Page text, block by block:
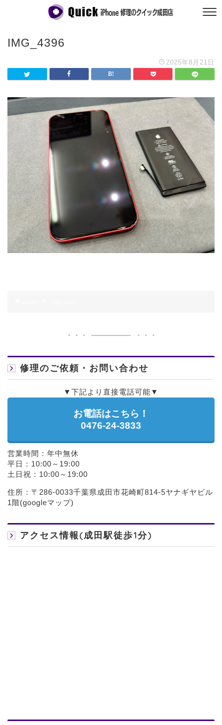
IMG_4396
2025年8月21日
修理のご依頼・お問い合わせ
▼下記より直接電話可能▼
お電話はこちら！
0476-24-3833
営業時間：年中無休
平日：10:00～19:00
土日祝：10:00～19:00
住所：〒286-0033千葉県成田市花崎町814-5ヤナギヤビル
1階(googleマップ)
アクセス情報(成田駅徒歩1分)